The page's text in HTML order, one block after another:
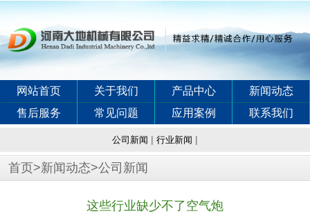
网站首页 关于我们 产品中心
新闻动态
售后服务
常见问题 应用案例 联系我们
公司新闻 | 行业新闻 |
首页>新闻动态>公司新闻
这些行业缺少不了空气炮